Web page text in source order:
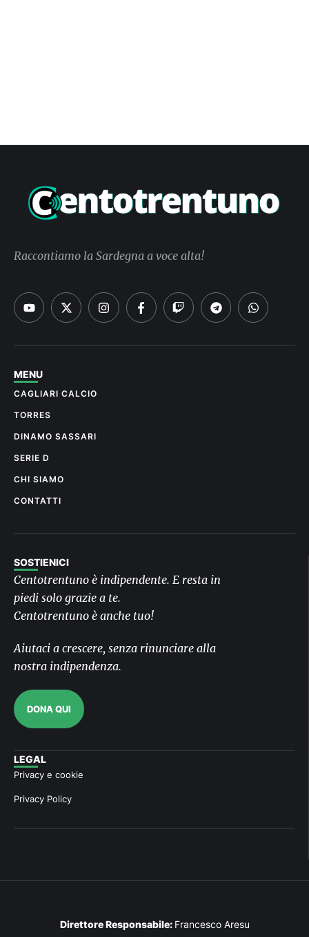
Raccontiamo la Sardegna a voce alta!
MENU
CAGLIARI CALCIO
TORRES
DINAMO SASSARI
SERIE D
CHI SIAMO
CONTATTI
SOSTIENICI
Centotrentuno è indipendente. E resta in
piedi solo grazie a te.
Centotrentuno è anche tuo!
Aiutaci a crescere, senza rinunciare alla
nostra indipendenza.
DONA QUI
LEGAL
Privacy e cookie
Privacy Policy
Direttore Responsabile: Francesco Aresu